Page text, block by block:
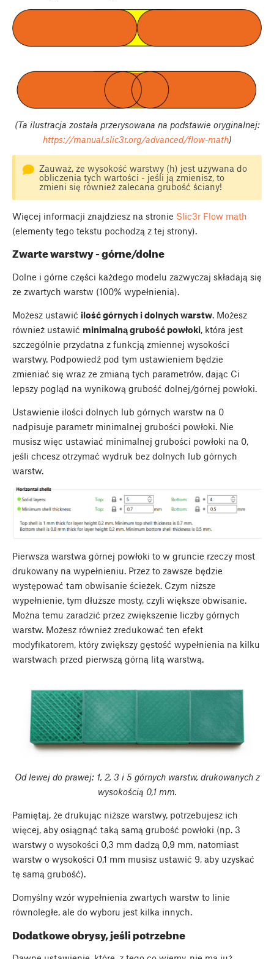
(Ta ilustracja została przerysowana na podstawie oryginalnej:
https://manual.slic3r.org/advanced/flow-math)
Zauważ, że wysokość warstwy (h) jest używana do
obliczenia tych wartości - jeśli ją zmienisz, to
zmieni się również zalecana grubość ściany!
Więcej informacji znajdziesz na stronie Slic3r Flow math
(elementy tego tekstu pochodzą z tej strony).
Zwarte warstwy - górne/dolne
Dolne i górne części każdego modelu zazwyczaj składają się
ze zwartych warstw (100% wypełnienia).
Możesz ustawić ilość górnych i dolnych warstw. Możesz
również ustawić minimalną grubość powłoki, która jest
szczególnie przydatna z funkcją zmiennej wysokości
warstwy. Podpowiedź pod tym ustawieniem będzie
zmieniać się wraz ze zmianą tych parametrów, dając Ci
lepszy pogląd na wynikową grubość dolnej/górnej powłoki.
Ustawienie ilości dolnych lub górnych warstw na 0
nadpisuje parametr minimalnej grubości powłoki. Nie
musisz więc ustawiać minimalnej grubości powłoki na 0,
jeśli chcesz otrzymać wydruk bez dolnych lub górnych
warstw.
Pierwsza warstwa górnej powłoki to w gruncie rzeczy most
drukowany na wypełnieniu. Przez to zawsze będzie
występować tam obwisanie ścieżek. Czym niższe
wypełnienie, tym dłuższe mosty, czyli większe obwisanie.
Można temu zaradzić przez zwiększenie liczby górnych
warstw. Możesz również zredukować ten efekt
modyfikatorem, który zwiększy gęstość wypełnienia na kilku
warstwach przed pierwszą górną litą warstwą.
Od lewej do prawej: 1, 2, 3 i 5 górnych warstw, drukowanych z
wysokością 0,1 mm.
Pamiętaj, że drukując niższe warstwy, potrzebujesz ich
więcej, aby osiągnąć taką samą grubość powłoki (np. 3
warstwy o wysokości 0,3 mm dadzą 0,9 mm, natomiast
warstw o wysokości 0,1 mm musisz ustawić 9, aby uzyskać
tę samą grubość).
Domyślny wzór wypełnienia zwartych warstw to linie
równoległe, ale do wyboru jest kilka innych.
Dodatkowe obrysy, jeśli potrzebne